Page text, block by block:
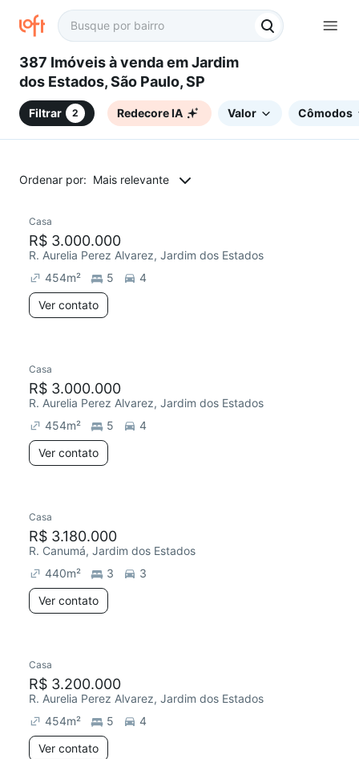
387 Imóveis à venda em Jardim
dos Estados, São Paulo, SP
Filtrar 2 Redecore IA Valor Cômodos
Ordenar por: Mais relevante
Casa
R$ 3.000.000
R. Aurelia Perez Alvarez, Jardim dos Estados
454m² 5
4
Ver contato
Casa
R$ 3.000.000
R. Aurelia Perez Alvarez, Jardim dos Estados
454m² 5
4
Ver contato
Casa
R$ 3.180.000
R. Canumá, Jardim dos Estados
440m² 3
3
Ver contato
Casa
R$ 3.200.000
R. Aurelia Perez Alvarez, Jardim dos Estados
454m² 5
4
Ver contato